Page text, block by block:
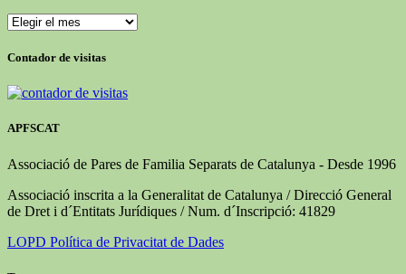
Arxiu
publicacions
Contador de visitas
APFSCAT
Associació de Pares de Familia Separats de Catalunya - Desde 1996
Associació inscrita a la Generalitat de Catalunya / Direcció General
de Dret i d´Entitats Jurídiques / Num. d´Inscripció: 41829
LOPD Política de Privacitat de Dades